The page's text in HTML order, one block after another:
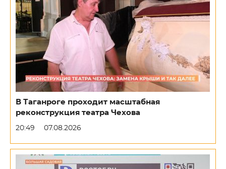
В Таганроге проходит масштабная
реконструкция театра Чехова
20:49 07.08.2026